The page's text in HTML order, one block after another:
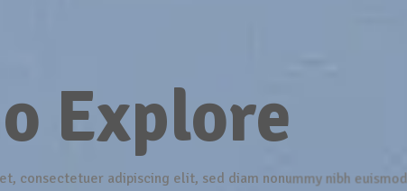
Explore
consectetuer adipiscing elit, sed diam nonummy nibh euismod